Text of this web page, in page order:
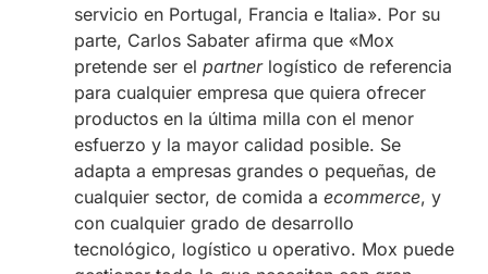
servicio en Portugal, Francia e Italia». Por su
parte, Carlos Sabater afirma que «Mox
pretende ser el partnerlogístico de referencia
para cualquier empresa que quiera ofrecer
productos en la última milla con el menor
esfuerzo y la mayor calidad posible. Se
adapta a empresas grandes o pequeñas, de
cualquier sector, de comida a ecommerce, y
con cualquier grado de desarrollo
tecnológico, logístico u operativo. Mox puede